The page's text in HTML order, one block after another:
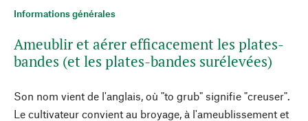
Informations générales
Ameublir et aérer efficacement les plates-
bandes (et les plates-bandes surélevées)
Son nom vient de l'anglais, où "to grub" signifie "creuser".
Le cultivateur convient au broyage, à l'ameublissement et